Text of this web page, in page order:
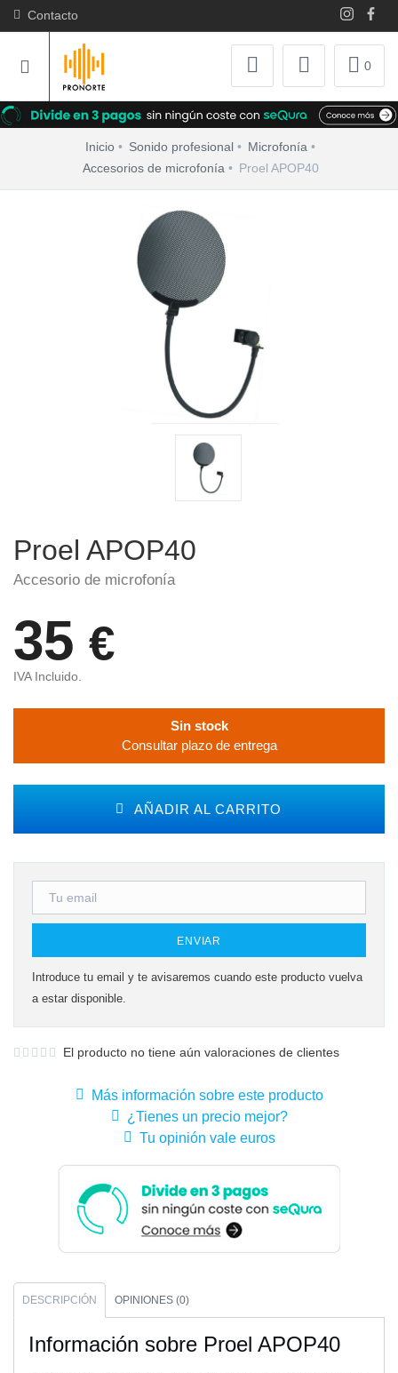
Contacto
0
Inicio Sonido profesional
Microfonía
Accesorios de microfonía
Proel APOP40
Proel APOP40
Accesorio de microfonía
35 €
IVA Incluido.
Sin stock
Consultar plazo de entrega
AÑADIR AL CARRITO
ENVIAR
Introduce tu email y te avisaremos cuando este producto vuelva
a estar disponible.
El producto no tiene aún valoraciones de clientes
Más información sobre este producto
¿Tienes un precio mejor?
Tu opinión vale euros
DESCRIPCIÓN OPINIONES (0)
Información sobre Proel APOP40